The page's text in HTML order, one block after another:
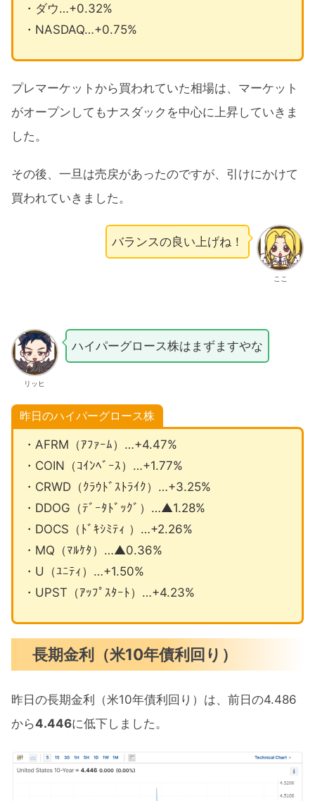
・ダウ…+0.32%
・NASDAQ…+0.75%
プレマーケットから買われていた相場は、マーケット
がオープンしてもナスダックを中心に上昇していきま
した。
その後、一旦は売戻があったのですが、引けにかけて
買われていきました。
ここ
バランスの良い上げね！
リッヒ
ハイパーグロース株はまずますやな
昨日のハイパーグロース株
・AFRM（ｱﾌｧｰﾑ）…+4.47%
・COIN（ｺｲﾝﾍﾞｰｽ）…+1.77%
・CRWD（ｸﾗｳﾄﾞｽﾄﾗｲｸ）…+3.25%
・DDOG（ﾃﾞｰﾀﾄﾞｯｸﾞ）…▲1.28%
・DOCS（ﾄﾞｷｼﾐﾃｨ ）…+2.26%
・MQ（ﾏﾙｹﾀ）…▲0.36%
・U（ﾕﾆﾃｨ）…+1.50%
・UPST（ｱｯﾌﾟｽﾀｰﾄ）…+4.23%
長期金利（米10年債利回り）
昨日の長期金利（米10年債利回り）は、前日の4.486
から4.446に低下しました。